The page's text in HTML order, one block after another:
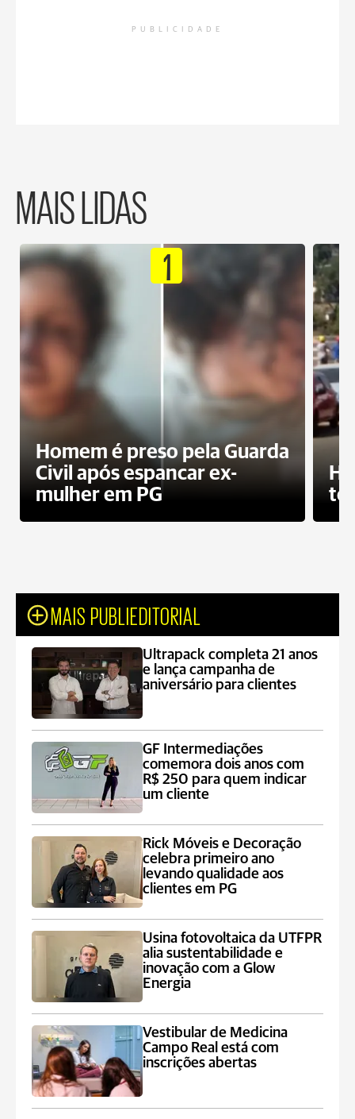
PUBLICIDADE
MAIS LIDAS
1
Homem é preso pela Guarda
Civil após espancar ex-
mulher em PG
MAIS PUBLIEDITORIAL
Ultrapack completa 21 anos
e lança campanha de
aniversário para clientes
GF Intermediações
comemora dois anos com
R$ 250 para quem indicar
um cliente
Rick Móveis e Decoração
celebra primeiro ano
levando qualidade aos
clientes em PG
Usina fotovoltaica da UTFPR
alia sustentabilidade e
inovação com a Glow
Energia
Vestibular de Medicina
Campo Real está com
inscrições abertas